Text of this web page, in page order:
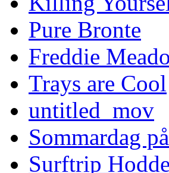
Pure Bronte
Freddie
Trays are Cool
untitled_mov
Sommardag
Surftrip